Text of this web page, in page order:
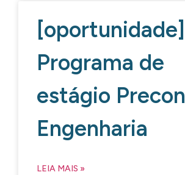
[oportunidade]
Programa de
estágio Precon
Engenharia
LEIA MAIS »